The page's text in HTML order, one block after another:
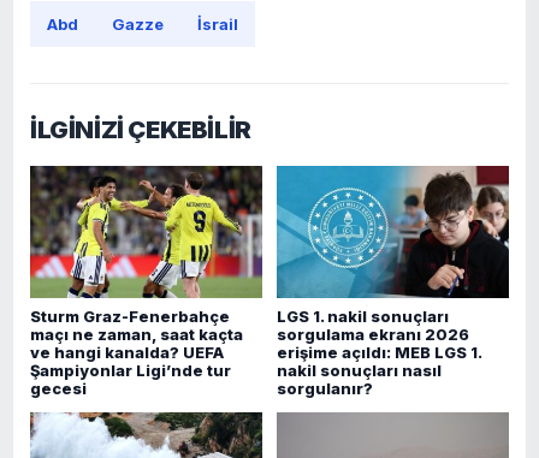
Abd Gazze İsrail
İLGİNİZİ ÇEKEBİLİR
Sturm Graz-Fenerbahçe
maçı ne zaman, saat kaçta
ve hangi kanalda? UEFA
Şampiyonlar Ligi’nde tur
gecesi
LGS 1. nakil sonuçları
sorgulama ekranı 2026
erişime açıldı: MEB LGS 1.
nakil sonuçları nasıl
sorgulanır?